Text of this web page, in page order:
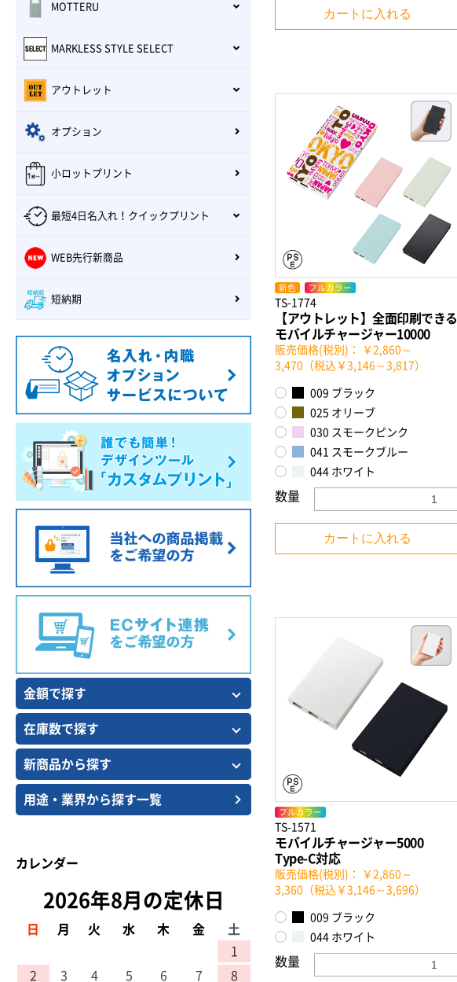
カートに入れる
新色 フルカラー
TS-1774
【アウトレット】全面印刷できる
モバイルチャージャー10000
販売価格(税別)： ￥2,860～
3,470（税込￥3,146～3,817）
009 ブラック
025 オリーブ
030 スモークピンク
041 スモークブルー
044 ホワイト
数量
カートに入れる
フルカラー
TS-1571
モバイルチャージャー5000
Type-C対応
販売価格(税別)： ￥2,860～
3,360（税込￥3,146～3,696）
009 ブラック
044 ホワイト
数量
MOTTERU
MARKLESS STYLE SELECT
アウトレット
オプション
小ロットプリント
最短4日名入れ！クイックプリント
WEB先行新商品
短納期
金額で探す
在庫数で探す
新商品から探す
用途・業界から探す一覧
カレンダー
2026年8月の定休日
日 月 火 水 木 金
土
1
2
3 4 5 6 7 8